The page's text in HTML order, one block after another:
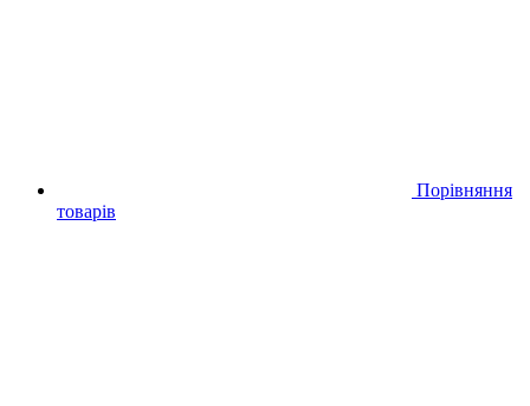
Порівняння
товарів